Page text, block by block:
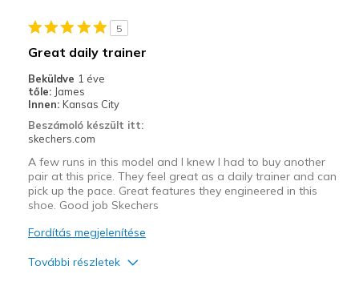
View On Shoes
5
Great daily trainer
Beküldve 1 éve
tőle: James
Innen: Kansas City
Beszámoló készült itt:
skechers.com
A few runs in this model and I knew I had to buy another
pair at this price. They feel great as a daily trainer and can
pick up the pace. Great features they engineered in this
shoe. Good job Skechers
Fordítás megjelenítése
További részletek